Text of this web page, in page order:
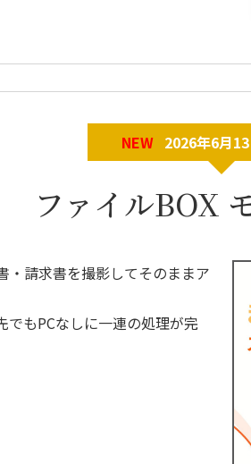
NEW 2026年6月
ファイルBOX
・請求書を撮影してそのままア
でもPCなしに一連の処理が完